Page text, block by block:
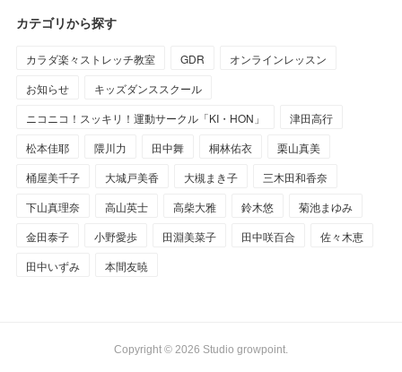
カテゴリから探す
カラダ楽々ストレッチ教室 GDR
オンラインレッスン
お知らせ
キッズダンススクール
ニコニコ！スッキリ！運動サークル「KI・HON」
津田高行
松本佳耶
隈川力 田中舞 桐林佑衣
栗山真美
桶屋美千子
大城戸美香 大槻まき子
三木田和香奈
下山真理奈
高山英士 高柴大雅 鈴木悠
菊池まゆみ
金田泰子
小野愛歩 田淵美菜子 田中咲百合
佐々木恵
田中いずみ
本間友暁
Copyright © 2026 Studio growpoint.